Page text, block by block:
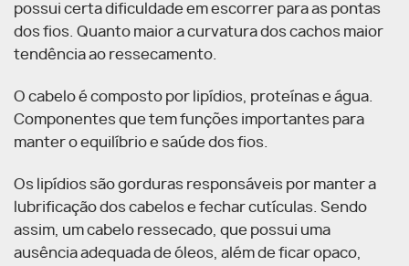
possui certa dificuldade em escorrer para as pontas
dos fios. Quanto maior a curvatura dos cachos maior
tendência ao ressecamento.
O cabelo é composto por lipídios, proteínas e água.
Componentes que tem funções importantes para
manter o equilíbrio e saúde dos fios.
Os lipídios são gorduras responsáveis por manter a
lubrificação dos cabelos e fechar cutículas. Sendo
assim, um cabelo ressecado, que possui uma
ausência adequada de óleos, além de ficar opaco,